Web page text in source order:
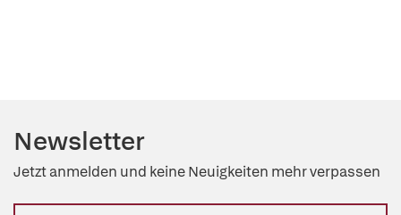
Newsletter
Jetzt anmelden und keine Neuigkeiten mehr verpassen